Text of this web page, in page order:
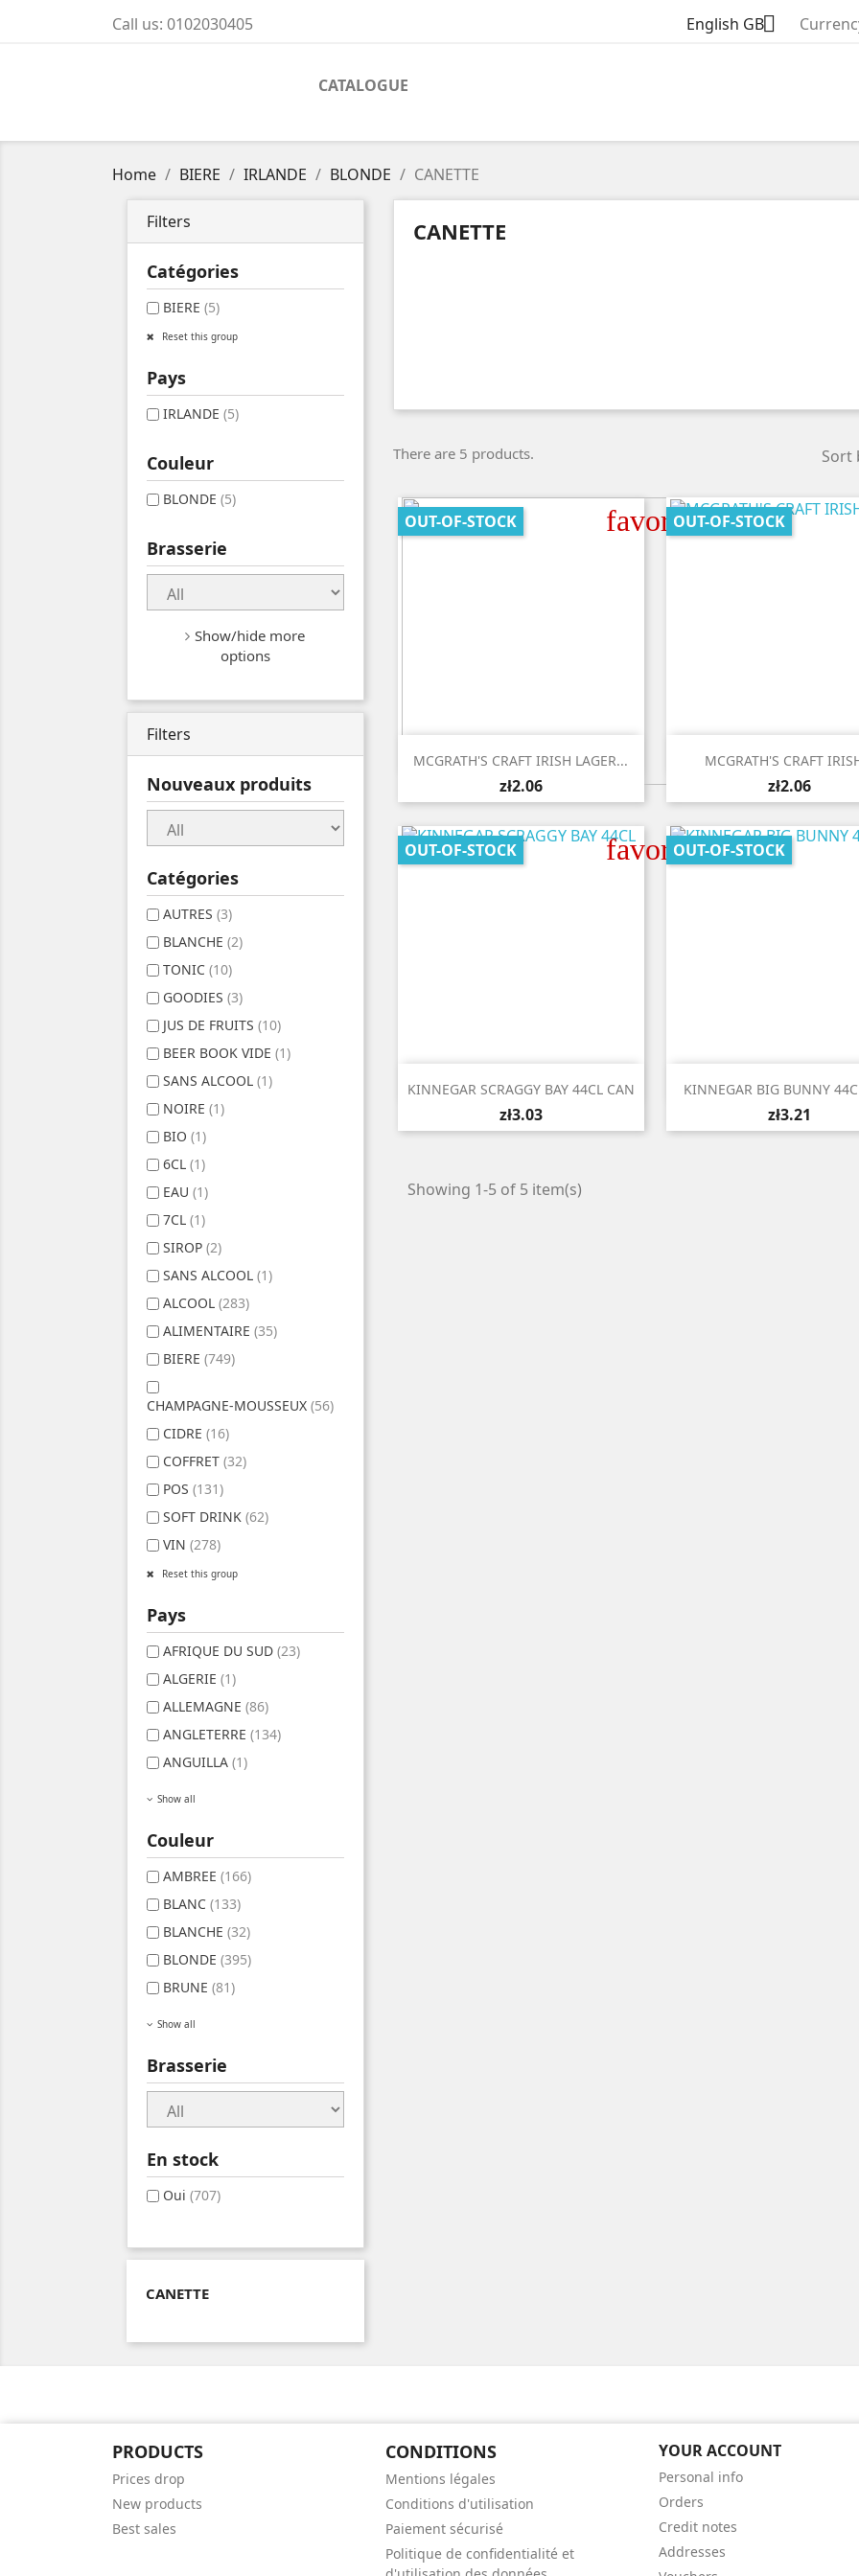
Call us: 0102030405 English GB
CATALOGUE
Home BIERE IRLANDE BLONDE CANETTE
Filters
Catégories
BIERE (5)
Reset this group
Pays
IRLANDE (5)
Couleur
BLONDE (5)
Brasserie
Show/hide more
options
Filters
Nouveaux produits
Catégories
AUTRES (3)
BLANCHE (2)
TONIC (10)
GOODIES (3)
JUS DE FRUITS (10)
BEER BOOK VIDE (1)
SANS ALCOOL (1)
NOIRE (1)
BIO (1)
6CL (1)
EAU (1)
7CL (1)
SIROP (2)
SANS ALCOOL (1)
ALCOOL (283)
ALIMENTAIRE (35)
BIERE (749)
CHAMPAGNE-MOUSSEUX (56)
CIDRE (16)
COFFRET (32)
POS (131)
SOFT DRINK (62)
VIN (278)
Reset this group
Pays
AFRIQUE DU SUD (23)
ALGERIE (1)
ALLEMAGNE (86)
ANGLETERRE (134)
ANGUILLA (1)
Show all
Couleur
AMBREE (166)
BLANC (133)
BLANCHE (32)
BLONDE (395)
BRUNE (81)
Show all
Brasserie
En stock
Oui (707)
CANETTE
CANETTE
There are 5 products. Sort
favorite_border
 Quick view
MCGRATH'S CRAFT IRISH LAGER...
zł2.06
OUT-OF-STOCK
 Quick view
MCGRATH'S CRAFT
zł2.06
OUT-OF-STOCK
favorite_border
 Quick view
KINNEGAR SCRAGGY BAY 44CL CAN
zł3.03
OUT-OF-STOCK
 Quick view
KINNEGAR BIG BUNNY
zł3.21
OUT-OF-STOCK
Showing 1-5 of 5 item(s)
PRODUCTS
Prices drop
New products
Best sales
CONDITIONS
Mentions légales
Conditions d'utilisation
Paiement sécurisé
Politique de confidentialité et
YOUR ACCOUNT
Personal info
Orders
Credit notes
Addresses